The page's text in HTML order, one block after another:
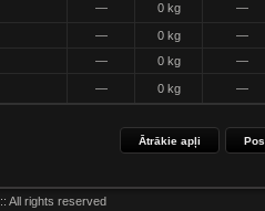
— 0 kg —
— 0 kg
—
— 0 kg —
— 0 kg —
Ātrākie apļi
:: All rights reserved